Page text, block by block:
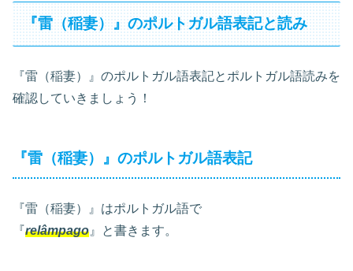
『雷（稲妻）』のポルトガル語表記と読み
『雷（稲妻）』のポルトガル語表記とポルトガル語読みを
確認していきましょう！
『雷（稲妻）』のポルトガル語表記
『雷（稲妻）』はポルトガル語で
『relâmpago 』と書きます。